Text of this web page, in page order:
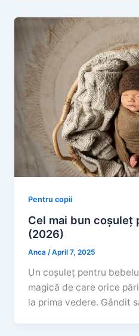
Pentru copii
Cel mai bun coșuleț
(2026)
Anca/April 7, 2025
Un coșuleț pentru
magică de care orice
la prima vedere. Gândit